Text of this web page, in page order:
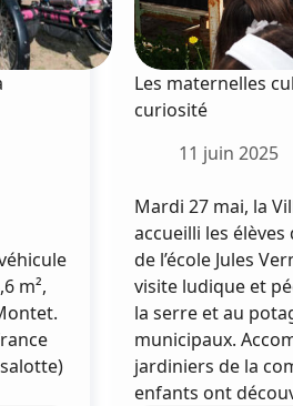
m²,
Les maternelles
curiosité
11 juin 2025
Mardi 27 mai, la
accueilli les
de l’école Jules
visite ludique et
la serre et au
municipaux.
jardiniers de la
enfants ont